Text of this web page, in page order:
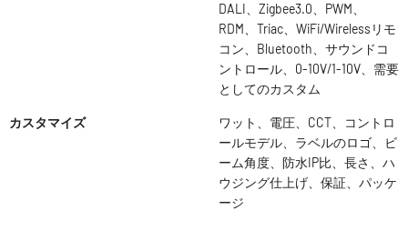
DALI、Zigbee3.0、PWM、
RDM、Triac、WiFi/Wirelessリモ
コン、Bluetooth、サウンドコ
ントロール、0-10V/1-10V、需要
としてのカスタム
カスタマイズ
ワット、電圧、CCT、コントロ
ールモデル、ラベルのロゴ、ビ
ーム角度、防水IP比、長さ、ハ
ウジング仕上げ、保証、パッケ
ージ